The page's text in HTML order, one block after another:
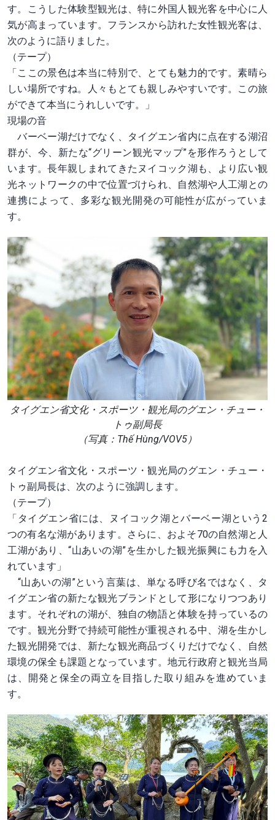
す。こうした体験型観光は、特に外国人観光客を中心に人
気が高まっています。フランスから訪れた女性観光客は、
次のように語りました。
（テープ）
「ここの景色は本当に特別で、とても魅力的です。素晴ら
しい場所ですね。人々もとても親しみやすいです。この旅
ができて本当にうれしいです。」
現場の音
バーベー湖だけでなく、タイグエン省内に点在する湖沼
群が、今、新たな“グリーン観光マップ”を形作ろうとして
います。長年親しまれてきたヌイコック湖も、より広い観
光ネットワークの中で位置づけられ、自然湖や人工湖との
連携によって、多彩な観光開発の可能性が広がっていま
す。
タイグエン省文化・スポーツ・観光局のグエン・チュー・
トゥ副局長
（写真：Thế Hùng/VOV5）
タイグエン省文化・スポーツ・観光局のグエン・チュー・
トゥ副局長は、次のように強調します。
（テープ）
「タイグエン省には、ヌイコック湖とバーベー湖という2
つの有名な湖があります。さらに、およそ70の自然湖と人
工湖があり、“山あいの湖”を生かした観光振興にも力を入
れています」
“山あいの湖”という言葉は、単なる呼び名ではなく、タ
イグエン省の新たな観光ブランドとして形になりつつあり
ます。それぞれの湖が、独自の物語と体験を持っているの
です。観光分野で持続可能性が重視される中、湖を生かし
た観光開発では、新たな観光商品づくりだけでなく、自然
環境の保全も課題となっています。地元行政府と観光当局
は、開発と保全の両立を目指した取り組みを進めていま
す。